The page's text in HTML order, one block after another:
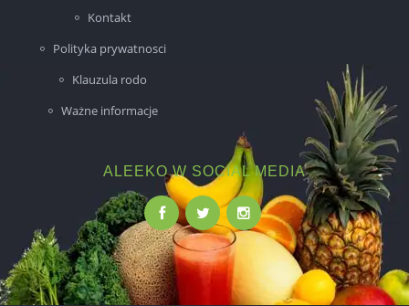
Kontakt
Polityka prywatnosci
Klauzula rodo
Ważne informacje
ALEEKO W SOCIAL MEDIA